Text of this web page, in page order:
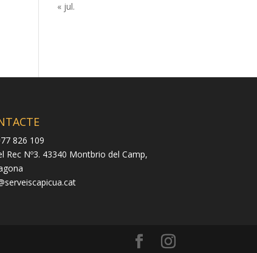
« jul.
826 109
Rec Nº3. 43340 Montbrio del Camp,